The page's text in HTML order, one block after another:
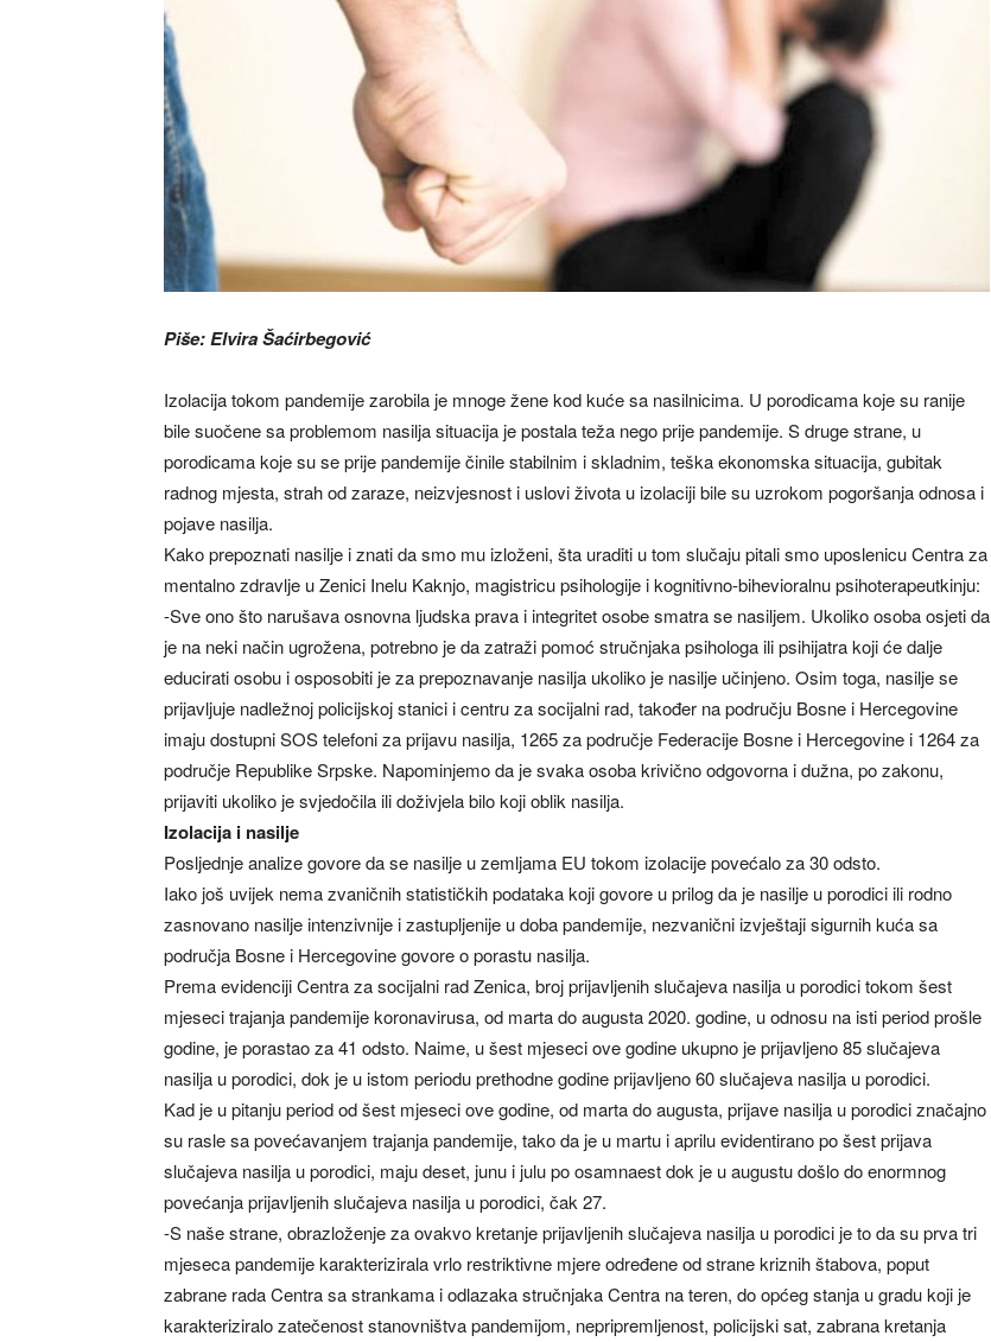
Piše: Elvira Šaćirbegović
Izolacija tokom pandemije zarobila je mnoge žene kod kuće sa nasilnicima. U porodicama koje su ranije
bile suočene sa problemom nasilja situacija je postala teža nego prije pandemije. S druge strane, u
porodicama koje su se prije pandemije činile stabilnim i skladnim, teška ekonomska situacija, gubitak
radnog mjesta, strah od zaraze, neizvjesnost i uslovi života u izolaciji bile su uzrokom pogoršanja odnosa i
pojave nasilja.
Kako prepoznati nasilje i znati da smo mu izloženi, šta uraditi u tom slučaju pitali smo uposlenicu Centra za
mentalno zdravlje u Zenici Inelu Kaknjo, magistricu psihologije i kognitivno-bihevioralnu psihoterapeutkinju:
-Sve ono što narušava osnovna ljudska prava i integritet osobe smatra se nasiljem. Ukoliko osoba osjeti da
je na neki način ugrožena, potrebno je da zatraži pomoć stručnjaka psihologa ili psihijatra koji će dalje
educirati osobu i osposobiti je za prepoznavanje nasilja ukoliko je nasilje učinjeno. Osim toga, nasilje se
prijavljuje nadležnoj policijskoj stanici i centru za socijalni rad, također na području Bosne i Hercegovine
imaju dostupni SOS telefoni za prijavu nasilja, 1265 za područje Federacije Bosne i Hercegovine i 1264 za
područje Republike Srpske. Napominjemo da je svaka osoba krivično odgovorna i dužna, po zakonu,
prijaviti ukoliko je svjedočila ili doživjela bilo koji oblik nasilja.
Izolacija i nasilje
Posljednje analize govore da se nasilje u zemljama EU tokom izolacije povećalo za 30 odsto.
Iako još uvijek nema zvaničnih statističkih podataka koji govore u prilog da je nasilje u porodici ili rodno
zasnovano nasilje intenzivnije i zastupljenije u doba pandemije, nezvanični izvještaji sigurnih kuća sa
područja Bosne i Hercegovine govore o porastu nasilja.
Prema evidenciji Centra za socijalni rad Zenica, broj prijavljenih slučajeva nasilja u porodici tokom šest
mjeseci trajanja pandemije koronavirusa, od marta do augusta 2020. godine, u odnosu na isti period prošle
godine, je porastao za 41 odsto. Naime, u šest mjeseci ove godine ukupno je prijavljeno 85 slučajeva
nasilja u porodici, dok je u istom periodu prethodne godine prijavljeno 60 slučajeva nasilja u porodici.
Kad je u pitanju period od šest mjeseci ove godine, od marta do augusta, prijave nasilja u porodici značajno
su rasle sa povećavanjem trajanja pandemije, tako da je u martu i aprilu evidentirano po šest prijava
slučajeva nasilja u porodici, maju deset, junu i julu po osamnaest dok je u augustu došlo do enormnog
povećanja prijavljenih slučajeva nasilja u porodici, čak 27.
-S naše strane, obrazloženje za ovakvo kretanje prijavljenih slučajeva nasilja u porodici je to da su prva tri
mjeseca pandemije karakterizirala vrlo restriktivne mjere određene od strane kriznih štabova, poput
zabrane rada Centra sa strankama i odlazaka stručnjaka Centra na teren, do općeg stanja u gradu koji je
karakteriziralo zatečenost stanovništva pandemijom, nepripremljenost, policijski sat, zabrana kretanja